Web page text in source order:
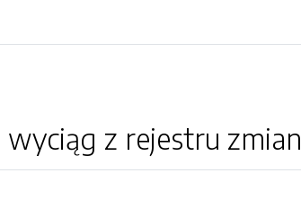
z rejestru zmian